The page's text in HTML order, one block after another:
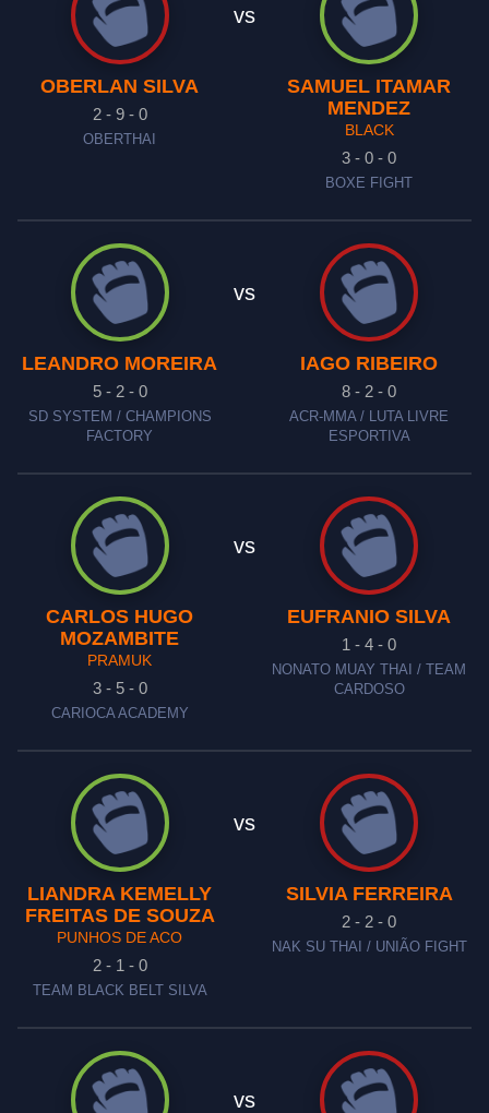
OBERLAN SILVA
2 - 9 - 0
OBERTHAI
vs
SAMUEL ITAMAR
MENDEZ
BLACK
3 - 0 - 0
BOXE FIGHT
LEANDRO MOREIRA
5 - 2 - 0
SD SYSTEM / CHAMPIONS
FACTORY
vs
IAGO RIBEIRO
8 - 2 - 0
ACR-MMA / LUTA LIVRE
ESPORTIVA
CARLOS HUGO
MOZAMBITE
PRAMUK
3 - 5 - 0
CARIOCA ACADEMY
vs
EUFRANIO SILVA
1 - 4 - 0
NONATO MUAY THAI / TEAM
CARDOSO
LIANDRA KEMELLY
FREITAS DE SOUZA
PUNHOS DE ACO
2 - 1 - 0
TEAM BLACK BELT SILVA
vs
SILVIA FERREIRA
2 - 2 - 0
NAK SU THAI / UNIÃO FIGHT
vs